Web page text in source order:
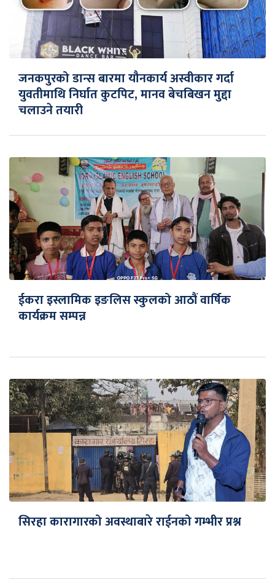
जनकपुरको डान्स बारमा यौनकार्य अस्वीकार गर्दा
युवतीमाथि निर्घात कुटपिट, मानव बेचबिखन मुद्दा
चलाउने तयारी
ईकरा इस्लामिक इङलिस स्कुलको आठौं वार्षिक
कार्यक्रम सम्पन्न
सिरहा कारागारको अवस्थाबारे राईनको गम्भीर प्रश्न